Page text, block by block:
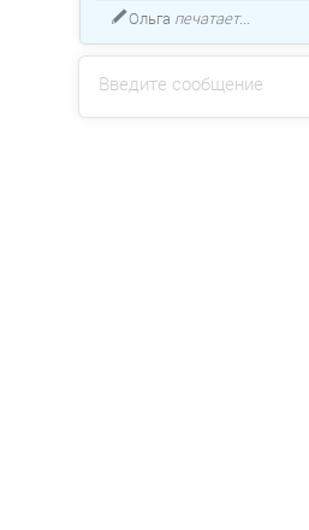
Введите сообщение
Ольга печатает...